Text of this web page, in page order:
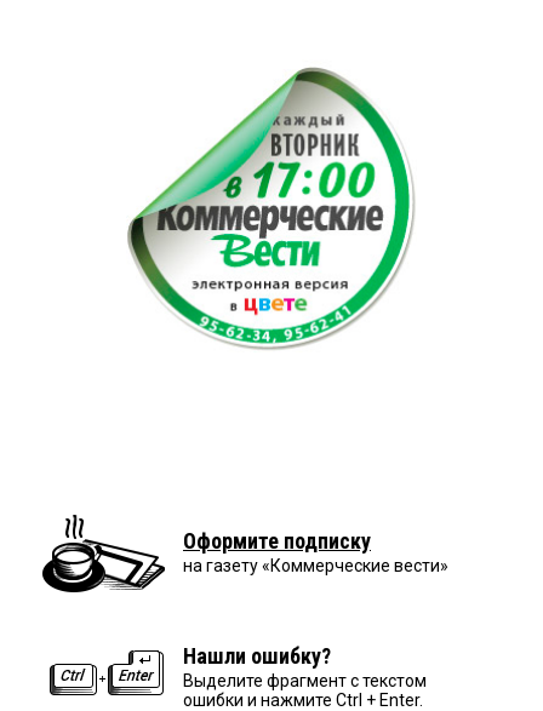
Оформите подписку
на газету «Коммерческие вести»
Нашли ошибку?
Выделите фрагмент с текстом
ошибки и нажмите Ctrl + Enter.